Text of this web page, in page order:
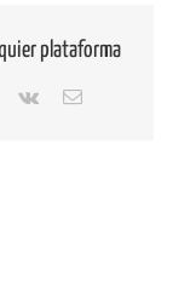
plataforma
Pinterest
Vk
Correo